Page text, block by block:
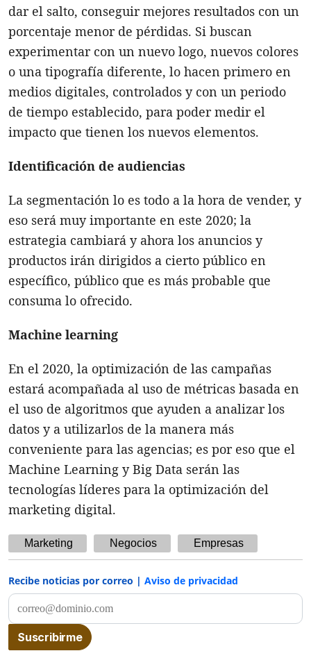
dar el salto, conseguir mejores resultados con un
porcentaje menor de pérdidas. Si buscan
experimentar con un nuevo logo, nuevos colores
o una tipografía diferente, lo hacen primero en
medios digitales, controlados y con un periodo
de tiempo establecido, para poder medir el
impacto que tienen los nuevos elementos.
Identificación de audiencias
La segmentación lo es todo a la hora de vender, y
eso será muy importante en este 2020; la
estrategia cambiará y ahora los anuncios y
productos irán dirigidos a cierto público en
específico, público que es más probable que
consuma lo ofrecido.
Machine learning
En el 2020, la optimización de las campañas
estará acompañada al uso de métricas basada en
el uso de algoritmos que ayuden a analizar los
datos y a utilizarlos de la manera más
conveniente para las agencias; es por eso que el
Machine Learning y Big Data serán las
tecnologías líderes para la optimización del
marketing digital.
Marketing Negocios Empresas
Recibe noticias por correo | Aviso de privacidad